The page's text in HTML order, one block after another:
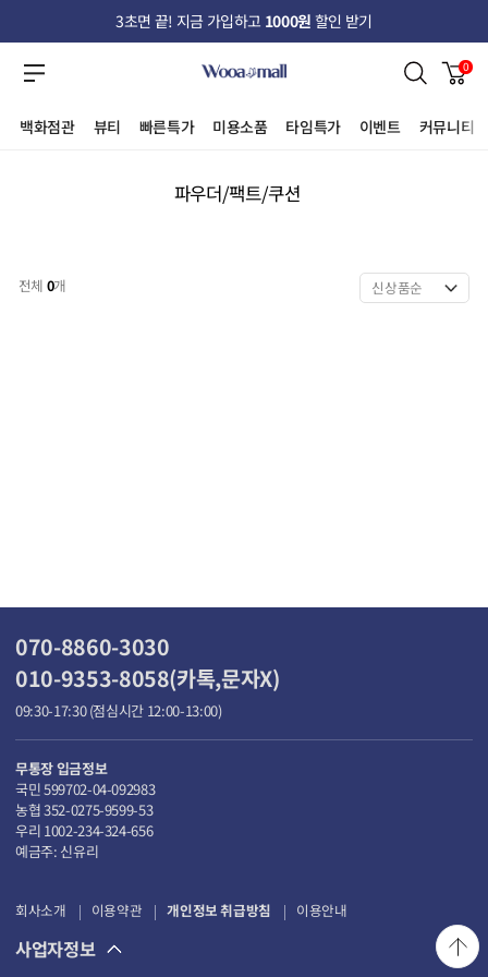
3초면 끝! 지금 가입하고 1000원 할인 받기
백화점관 뷰티 빠른특가 미용소품 타임특가 이벤트 커뮤니티
0
파우더/팩트/쿠션
전체 0개
회사소개 이용약관 개인정보 취급방침 이용안내
사업자정보
070-8860-3030
010-9353-8058(카톡,문자X)
09:30-17:30 (점심시간 12:00-13:00)
무통장 입금정보
국민 599702-04-092983
농협 352-0275-9599-53
우리 1002-234-324-656
예금주: 신유리